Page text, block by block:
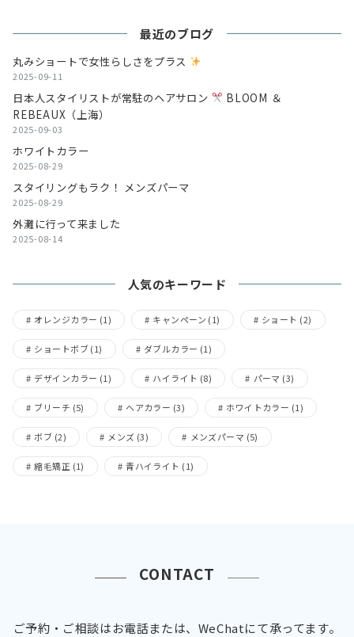
最近のブログ
丸みショートで女性らしさをプラス
2025-09-11
日本人スタイリストが常駐のヘアサロン
BLOOM ＆
REBEAUX（上海）
2025-09-03
ホワイトカラー
2025-08-29
スタイリングもラク！ メンズパーマ
2025-08-29
外灘に行って来ました
2025-08-14
人気のキーワード
オレンジカラー (1) キャンペーン (1) ショート (2)
ショートボブ(1) ダブルカラー (1)
デザインカラー (1) ハイライト (8) パーマ (3)
ブリーチ (5) ヘアカラー (3) ホワイトカラー (1)
ボブ (2) メンズ (3) メンズパーマ (5)
縮毛矯正 (1) 青ハイライト (1)
CONTACT
ご予約・ご相談はお電話または、WeChatにて承ってます。